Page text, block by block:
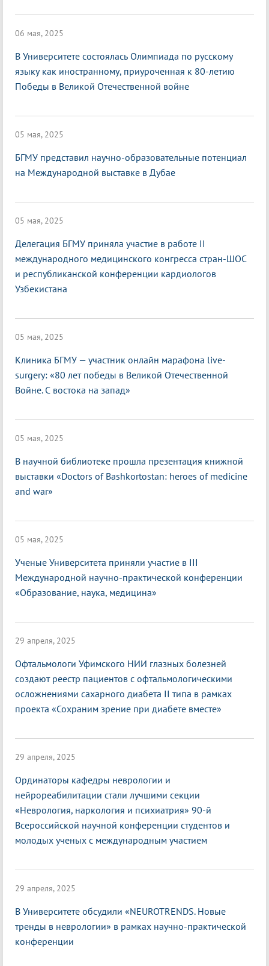
06 мая, 2025
В Университете состоялась Олимпиада по русскому
языку как иностранному, приуроченная к 80-летию
Победы в Великой Отечественной войне
05 мая, 2025
БГМУ представил научно-образовательные потенциал
на Международной выставке в Дубае
05 мая, 2025
Делегация БГМУ приняла участие в работе II
международного медицинского конгресса стран-ШОС
и республиканской конференции кардиологов
Узбекистана
05 мая, 2025
Клиника БГМУ — участник онлайн марафона live-
surgery: «80 лет победы в Великой Отечественной
Войне. С востока на запад»
05 мая, 2025
В научной библиотеке прошла презентация книжной
выставки «Doctors of Bashkortostan: heroes of medicine
and war»
05 мая, 2025
Ученые Университета приняли участие в III
Международной научно-практической конференции
«Образование, наука, медицина»
29 апреля, 2025
Офтальмологи Уфимского НИИ глазных болезней
создают реестр пациентов с офтальмологическими
осложнениями сахарного диабета II типа в рамках
проекта «Сохраним зрение при диабете вместе»
29 апреля, 2025
Ординаторы кафедры неврологии и
нейрореабилитации стали лучшими секции
«Неврология, наркология и психиатрия» 90-й
Всероссийской научной конференции студентов и
молодых ученых с международным участием
29 апреля, 2025
В Университете обсудили «NEUROTRENDS. Новые
тренды в неврологии» в рамках научно-практической
конференции